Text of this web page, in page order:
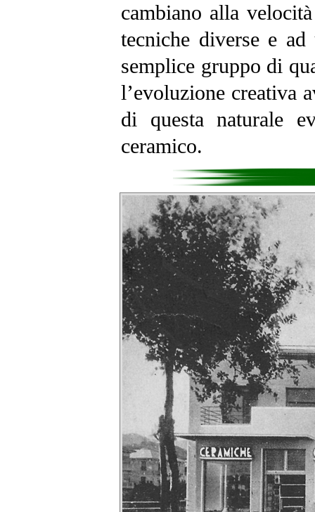
cambiano alla
tecniche diverse e
semplice gruppo di
l’evoluzione creativa
di questa naturale
ceramico.